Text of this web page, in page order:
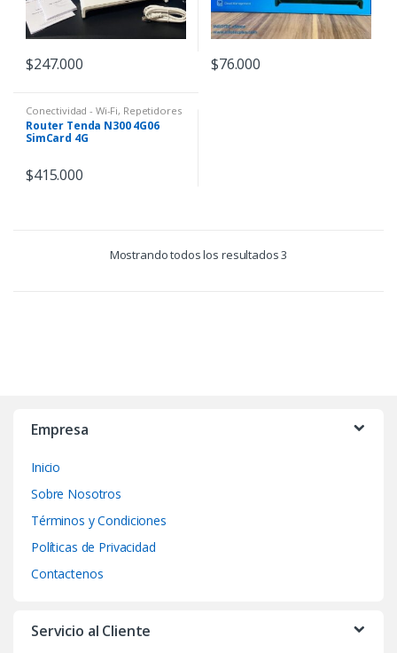
$247.000 $76.000
Conectividad - Wi-Fi, Repetidores
de rango, Routers
Router Tenda N300 4G06
SimCard 4G
$415.000
Mostrando todos los resultados 3
Empresa
Inicio
Sobre Nosotros
Términos y Condiciones
Políticas de Privacidad
Contactenos
Servicio al Cliente